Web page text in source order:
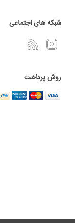
شبکه های اجتماعی
روش پرداخت